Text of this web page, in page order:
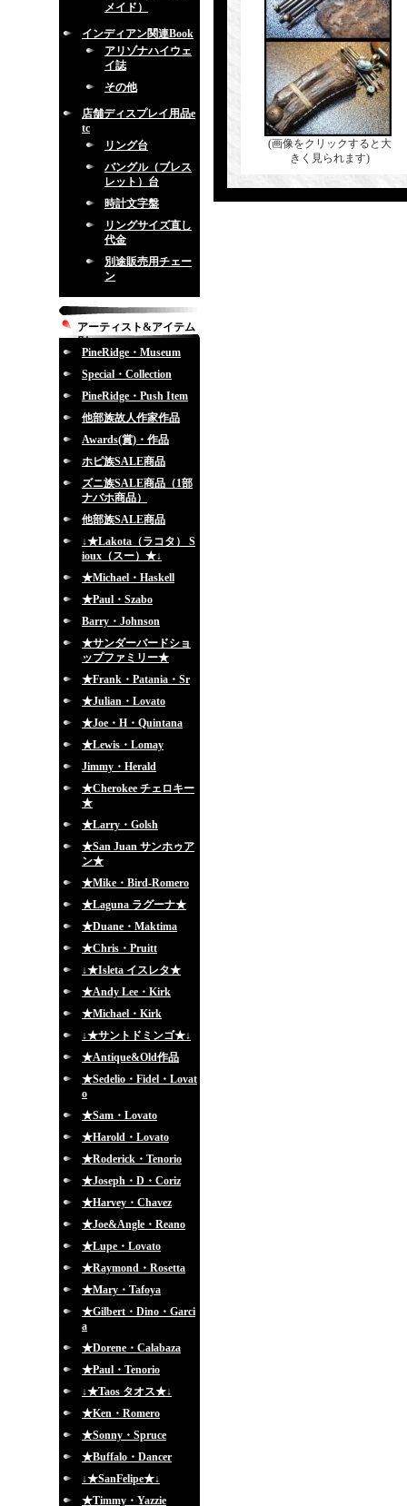
メイド）
インディアン関連Book
アリゾナハイウェ
イ誌
その他
店舗ディスプレイ用品e
tc
リング台
バングル（ブレス
レット）台
時計文字盤
リングサイズ直し
代金
別途販売用チェー
ン
アーティスト&アイテム
別
PineRidge・Museum
Special・Collection
PineRidge・Push Item
他部族故人作家作品
Awards(賞)・作品
ホピ族SALE商品
ズニ族SALE商品（1部
ナバホ商品）
他部族SALE商品
↓★Lakota（ラコタ） S
ioux（スー）★↓
★Michael・Haskell
★Paul・Szabo
Barry・Johnson
★サンダーバードショ
ップファミリー★
★Frank・Patania・Sr
★Julian・Lovato
★Joe・H・Quintana
★Lewis・Lomay
Jimmy・Herald
★Cherokee チェロキー
★
★Larry・Golsh
★San Juan サンホゥア
ン★
★Mike・Bird-Romero
★Laguna ラグーナ★
★Duane・Maktima
★Chris・Pruitt
↓★Isleta イスレタ★
★Andy Lee・Kirk
★Michael・Kirk
↓★サントドミンゴ★↓
★Antique&Old作品
★Sedelio・Fidel・Lovat
o
★Sam・Lovato
★Harold・Lovato
★Roderick・Tenorio
★Joseph・D・Coriz
★Harvey・Chavez
★Joe&Angle・Reano
★Lupe・Lovato
★Raymond・Rosetta
★Mary・Tafoya
★Gilbert・Dino・Garci
a
★Dorene・Calabaza
★Paul・Tenorio
↓★Taos タオス★↓
★Ken・Romero
★Sonny・Spruce
★Buffalo・Dancer
↓★SanFelipe★↓
★Timmy・Yazzie
(画像をクリックすると大
きく見られます)